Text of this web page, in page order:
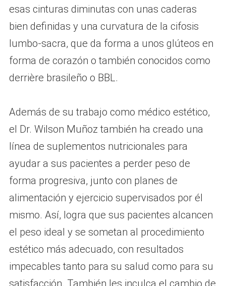
esas cinturas diminutas con unas caderas
bien definidas y una curvatura de la cifosis
lumbo-sacra, que da forma a unos glúteos en
forma de corazón o también conocidos como
derrière brasileño o BBL.
Además de su trabajo como médico estético,
el Dr. Wilson Muñoz también ha creado una
línea de suplementos nutricionales para
ayudar a sus pacientes a perder peso de
forma progresiva, junto con planes de
alimentación y ejercicio supervisados por él
mismo. Así, logra que sus pacientes alcancen
el peso ideal y se sometan al procedimiento
estético más adecuado, con resultados
impecables tanto para su salud como para su